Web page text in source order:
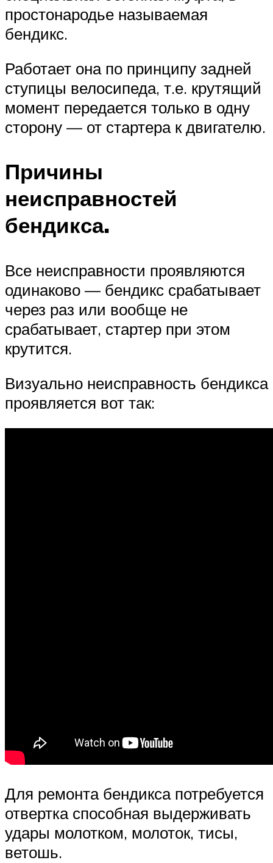
простонародье называемая
бендикс.
Работает она по принципу задней
ступицы велосипеда, т.е. крутящий
момент передается только в одну
сторону — от стартера к двигателю.
Причины
неисправностей
бендикса.
Все неисправности проявляются
одинаково — бендикс срабатывает
через раз или вообще не
срабатывает, стартер при этом
крутится.
Визуально неисправность бендикса
проявляется вот так:
Для ремонта бендикса потребуется
отвертка способная выдерживать
удары молотком, молоток, тисы,
ветошь.